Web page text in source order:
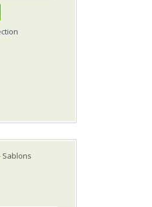
Sablons